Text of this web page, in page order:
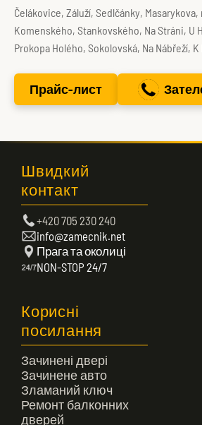
Čelákovice, Záluží, Sedlčánky,
Komenského, Stankovského, Na Stráni, U
Prokopa Holého, Sokolovská, Na Nábřeží, K
Прайс-лист
Швидкий
контакт
+420 705 230 240
info@zamecnik.net
Прага та околиці
NON-STOP 24/7
Корисні
посилання
Зачинені двері
Зачинене авто
Зламаний ключ
Ремонт балконних
дверей